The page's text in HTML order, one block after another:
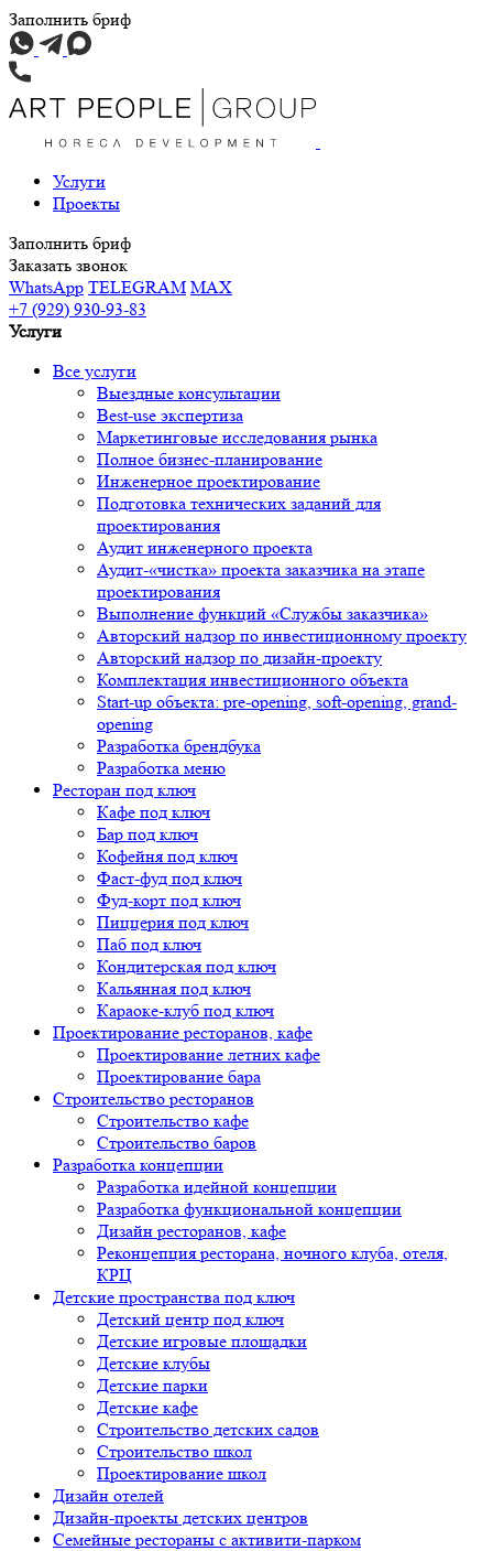
Заполнить бриф
Услуги
Проекты
Заполнить бриф
Заказать звонок
WhatsApp TELEGRAM MAX
+7 (929) 930-93-83
Услуги
Все услуги
Выездные консультации
Best-use экспертиза
Маркетинговые исследования рынка
Полное бизнес-планирование
Инженерное проектирование
Подготовка технических заданий для
проектирования
Аудит инженерного проекта
Аудит-«чистка» проекта заказчика на этапе
проектирования
Выполнение функций «Службы заказчика»
Авторский надзор по инвестиционному проекту
Авторский надзор по дизайн-проекту
Комплектация инвестиционного объекта
Start-up объекта: pre-opening, soft-opening, grand-
opening
Разработка брендбука
Разработка меню
Ресторан под ключ
Кафе под ключ
Бар под ключ
Кофейня под ключ
Фаст-фуд под ключ
Фуд-корт под ключ
Пиццерия под ключ
Паб под ключ
Кондитерская под ключ
Кальянная под ключ
Караоке-клуб под ключ
Проектирование ресторанов, кафе
Проектирование летних кафе
Проектирование бара
Строительство ресторанов
Строительство кафе
Строительство баров
Разработка концепции
Разработка идейной концепции
Разработка функциональной концепции
Дизайн ресторанов, кафе
Реконцепция ресторана, ночного клуба, отеля,
КРЦ
Детские пространства под ключ
Детский центр под ключ
Детские игровые площадки
Детские клубы
Детские парки
Детские кафе
Строительство детских садов
Строительство школ
Проектирование школ
Дизайн отелей
Дизайн-проекты детских центров
Семейные рестораны с активити-парком